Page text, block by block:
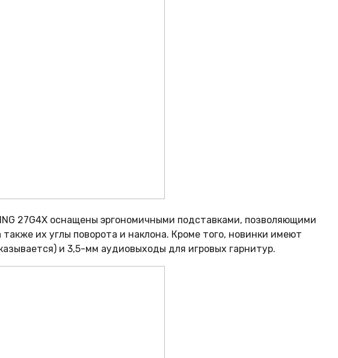
27G4X оснащены эргономичными подставками, позволяющими
их углы поворота и наклона. Кроме того, новинки имеют
и 3,5-мм аудиовыходы для игровых гарнитур.